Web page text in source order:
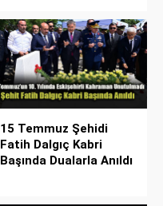
15 Temmuz Şehidi
Fatih Dalgıç Kabri
Başında Dualarla Anıldı